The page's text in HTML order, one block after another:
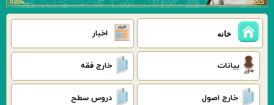
خانه اخبار
بیانات خارج فقه
خارج اصول دروس سطح